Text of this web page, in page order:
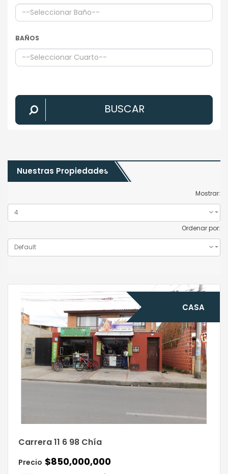
BAÑOS
BUSCAR
Nuestras Propiedades
Mostrar:
4
Ordenar por:
Default
CASA
Carrera 11 6 98 Chía
Precio $850,000,000